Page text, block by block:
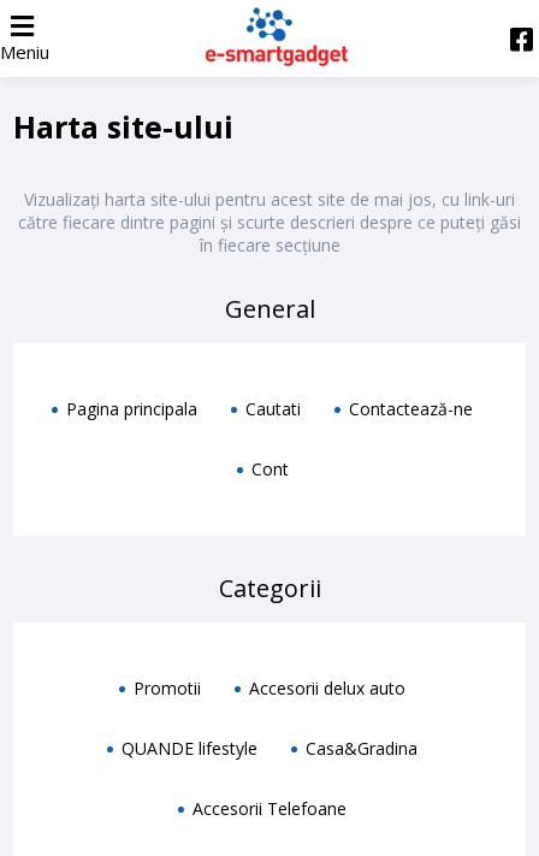
Meniu
Harta site-ului
Vizualizați harta site-ului pentru acest site de mai jos, cu link-uri
către fiecare dintre pagini și scurte descrieri despre ce puteți găsi
în fiecare secțiune
General
Pagina principala Cautati Contactează-ne
Cont
Categorii
Promotii Accesorii delux auto
QUANDE lifestyle Casa&Gradina
Accesorii Telefoane